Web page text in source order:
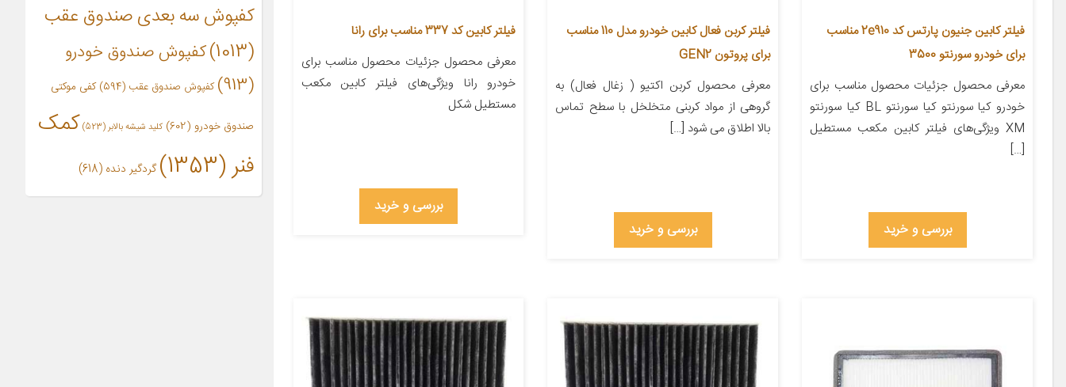
فیلتر کابین جنیون پارتس کد 2e910 مناسب
برای خودرو سورنتو 3500
معرفی محصول جزئیات محصول مناسب برای
خودرو کیا سورنتو کیا سورنتو BL کیا سورنتو
XM ویژگی‌های فیلتر کابین مکعب مستطیل
[…]
بررسی و خرید
فیلتر کربن فعال کابین خودرو مدل 110 مناسب
برای پروتون GEN2
معرفی محصول کربن اکتیو ( زغال فعال) به
گروهی از مواد کربنی متخلخل با سطح تماس
بالا اطلاق می شود […]
بررسی و خرید
فیلتر کابین کد 337 مناسب برای رانا
معرفی محصول جزئیات محصول مناسب برای
خودرو رانا ویژگی‌های فیلتر کابین مکعب
مستطیل شکل
بررسی و خرید
کفپوش سه بعدی صندوق عقب
(1013)
کفپوش صندوق خودرو
(913)
کفپوش صندوق عقب (594) کفی موکتی
صندوق خودرو (602) کلید شیشه بالابر(523)
کمک
فنر(1353) گردگیر دنده (618)